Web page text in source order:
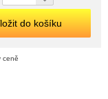
do košíku
ceně